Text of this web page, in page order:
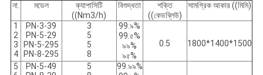
না. মডেল
ক্যাপাসিটি
((Nm3/h)
বিশুদ্ধতা
শক্তি
((কেডব্লিউ)
সামগ্রিক আকার ((মিমি)
1
2
3
4
PN-3-39
PN-5-29
PN-5-295
PN-8-295
3
5
5
8
99.৯%
99.৫%
৯৯%
৯৫%
0.5 1800*1400*1500
5
PN-5-49
5
99.৯৯%